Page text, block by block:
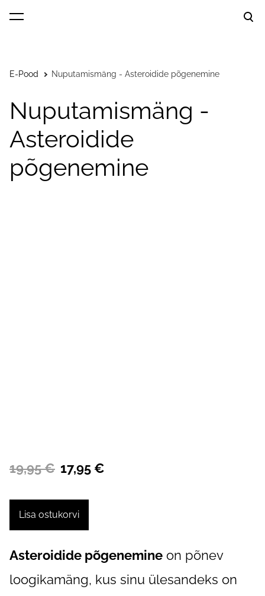
lisati ostukorvi.
E-Pood Nuputamismäng - Asteroidide põgenemine
Nuputamismäng -
Asteroidide
põgenemine
19,95 € 17,95 €
Lisa ostukorvi
Asteroidide põgenemine on põnev
loogikamäng, kus sinu ülesandeks on